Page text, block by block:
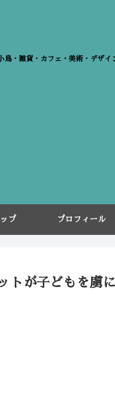
・雑貨・カフェ・美術・デザイ
プ プロフィール
トが子どもを虜